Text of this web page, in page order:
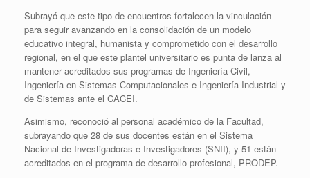
Subrayó que este tipo de encuentros fortalecen la vinculación
para seguir avanzando en la consolidación de un modelo
educativo integral, humanista y comprometido con el desarrollo
regional, en el que este plantel universitario es punta de lanza al
mantener acreditados sus programas de Ingeniería Civil,
Ingeniería en Sistemas Computacionales e Ingeniería Industrial y
de Sistemas ante el CACEI.
Asimismo, reconoció al personal académico de la Facultad,
subrayando que 28 de sus docentes están en el Sistema
Nacional de Investigadoras e Investigadores (SNII), y 51 están
acreditados en el programa de desarrollo profesional, PRODEP.